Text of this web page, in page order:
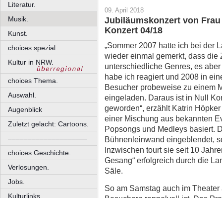
Literatur.
Musik.
Kunst.
choices spezial.
Kultur in NRW.
choices Thema.
Auswahl.
Augenblick
Zuletzt gelacht: Cartoons.
––––––––––––––––––––
choices Geschichte.
Verlosungen.
Jobs.
Kulturlinks
09. April 2018
Jubiläumskonzert von
Konzert 04/18
„Sommer 2007 hatte ich bei der
wieder einmal gemerkt, dass die
unterschiedliche Genres, es
habe ich reagiert und 2008 in
Besucher probeweise zu einem
eingeladen. Daraus ist in Null
geworden“, erzählt Katrin
einer Mischung aus bekannten
Popsongs und Medleys basiert.
Bühnenleinwand eingeblendet,
Inzwischen tourt sie seit 10
Gesang“ erfolgreich durch die
Säle.
So am Samstag auch im